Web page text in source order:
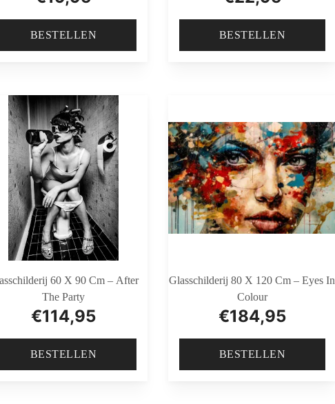
BESTELLEN BESTELLEN
60 X 90 Cm – After
The Party
€114,95
BESTELLEN
Glasschilderij 80 X 120 Cm – Eyes In
Colour
€184,95
BESTELLEN